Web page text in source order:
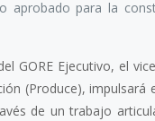
aprobado para la
GORE Ejecutivo, el
(Produce), impulsará
de un trabajo